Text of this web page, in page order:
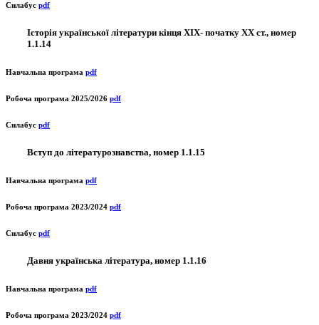
Силабус pdf
Історія української літератури кінця ХІХ- початку ХХ ст., номер
1.1.14
Навчальна програма pdf
Робоча програма 2025/2026 pdf
Силабус pdf
Вступ до літературознавства, номер 1.1.15
Навчальна програма pdf
Робоча програма 2023/2024 pdf
Силабус pdf
Давня українська література, номер 1.1.16
Навчальна програма pdf
Робоча програма 2023/2024 pdf